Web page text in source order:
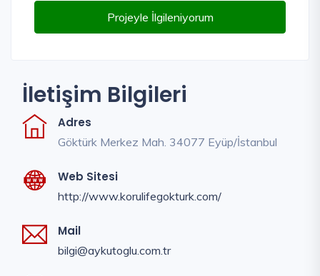
Projeyle İlgileniyorum
İletişim Bilgileri
Adres
Göktürk Merkez Mah. 34077 Eyüp/İstanbul
Web Sitesi
http://www.korulifegokturk.com/
Mail
bilgi@aykutoglu.com.tr